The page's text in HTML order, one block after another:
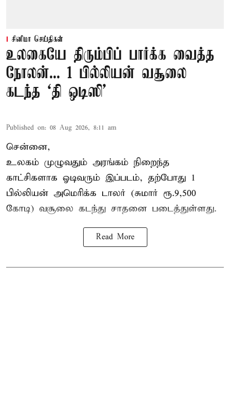
சினிமா செய்திகள்
உலகையே திரும்பிப் பார்க்க வைத்த
நோலன்... 1 பில்லியன் வசூலை
கடந்த ‘தி ஒடிஸி’
Published on: 08 Aug 2026, 8:11 am
சென்னை,
உலகம் முழுவதும் அரங்கம் நிறைந்த
காட்சிகளாக ஓடிவரும் இப்படம், தற்போது 1
பில்லியன் அமெரிக்க டாலர் (சுமார் ரூ.9,500
கோடி) வசூலை கடந்து சாதனை படைத்துள்ளது.
Read More